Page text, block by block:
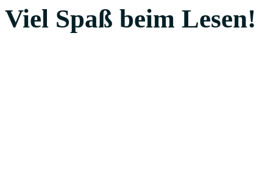
Viel Spaß beim Lesen!